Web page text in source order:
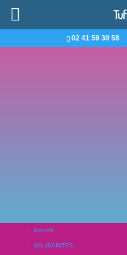
02 41 59 30 58
Accueil>
SOLIDARITÉS>